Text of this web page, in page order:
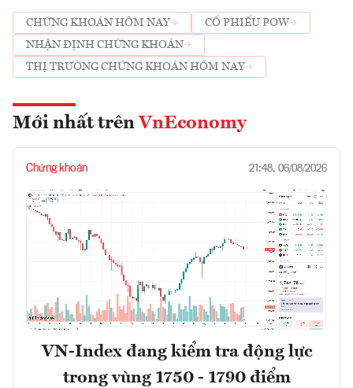
CHỨNG KHOÁN HÔM NAY
CỔ PHIẾU POW
NHẬN ĐỊNH CHỨNG KHOÁN
THỊ TRƯỜNG CHỨNG KHOÁN HÔM NAY
Mới nhất trên VnEconomy
Chứng khoán 21:48, 06/08/2026
VN-Index đang kiểm tra động lực
trong vùng 1750 - 1790 điểm